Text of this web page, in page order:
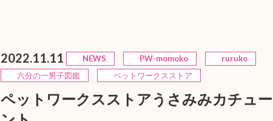
2022.11.11 NEWS PW-momoko
ruruko
六分の一男子図鑑
ペットワークスストア
ペットワークスストアうさみみカチュ